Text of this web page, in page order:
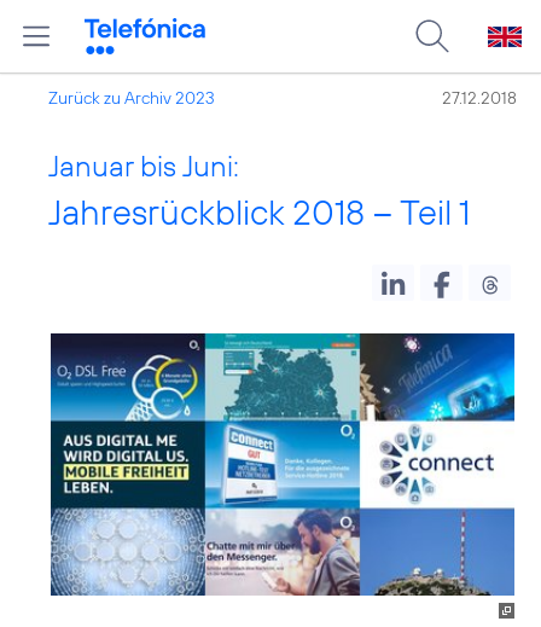
Zurück zu Archiv 2023 27.12.2018
Januar bis Juni:
Jahresrückblick 2018 – Teil 1